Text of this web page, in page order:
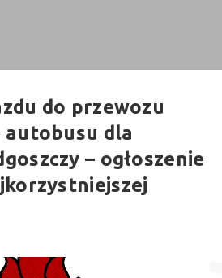
do przewozu
dla
– ogłoszenie